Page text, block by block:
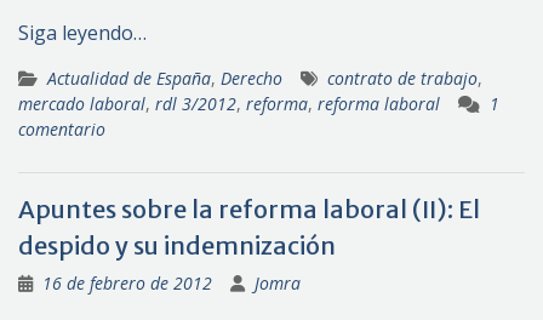
Siga leyendo…
Actualidad de España, Derecho contrato de trabajo,
mercado laboral, rdl 3/2012, reforma, reforma laboral
1
comentario
Apuntes sobre la reforma laboral (II): El
despido y su indemnización
16 de febrero de 2012 Jomra